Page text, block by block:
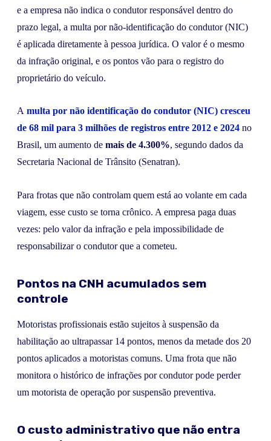
e a empresa não indica o condutor responsável dentro do
prazo legal, a multa por não-identificação do condutor (NIC)
é aplicada diretamente à pessoa jurídica. O valor é o mesmo
da infração original, e os pontos vão para o registro do
proprietário do veículo.
A multa por não identificação do condutor (NIC) cresceu
de 68 mil para 3 milhões de registros entre 2012 e 2024 no
Brasil, um aumento de mais de 4.300%, segundo dados da
Secretaria Nacional de Trânsito (Senatran).
Para frotas que não controlam quem está ao volante em cada
viagem, esse custo se torna crônico. A empresa paga duas
vezes: pelo valor da infração e pela impossibilidade de
responsabilizar o condutor que a cometeu.
Pontos na CNH acumulados sem
controle
Motoristas profissionais estão sujeitos à suspensão da
habilitação ao ultrapassar 14 pontos, menos da metade dos 20
pontos aplicados a motoristas comuns. Uma frota que não
monitora o histórico de infrações por condutor pode perder
um motorista de operação por suspensão preventiva.
O custo administrativo que não entra